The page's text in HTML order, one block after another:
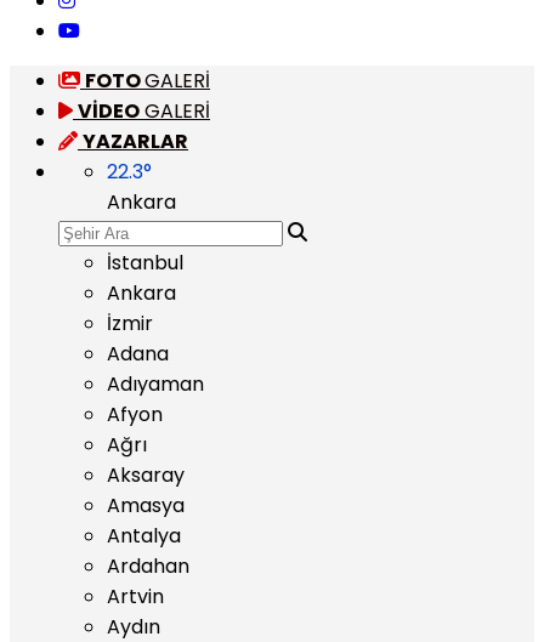
FOTOGALERİ
VİDEOGALERİ
YAZARLAR
22.3°
Ankara
İstanbul
Ankara
İzmir
Adana
Adıyaman
Afyon
Ağrı
Aksaray
Amasya
Antalya
Ardahan
Artvin
Aydın